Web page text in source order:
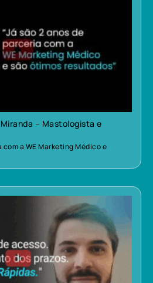
– Mastologista e
com a WE Marketing Médico e